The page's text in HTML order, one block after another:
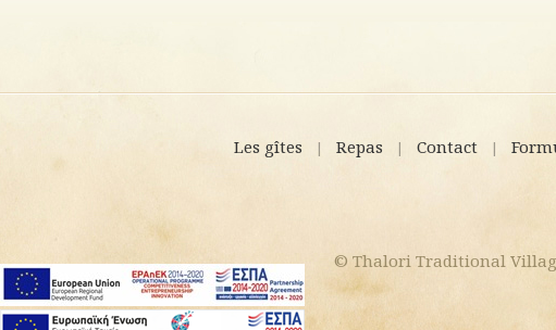
Les gîtes | Repas | Contact |
© Thalori Traditional